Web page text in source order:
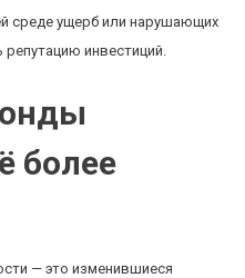
среде ущерб или нарушающих
инвестиций.
более
— это изменившиеся